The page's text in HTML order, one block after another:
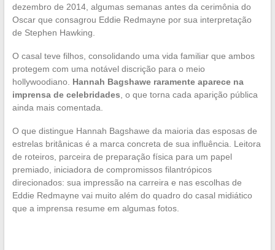
dezembro de 2014, algumas semanas antes da cerimônia do
Oscar que consagrou Eddie Redmayne por sua interpretação
de Stephen Hawking.
O casal teve filhos, consolidando uma vida familiar que ambos
protegem com uma notável discrição para o meio
hollywoodiano. Hannah Bagshawe raramente aparece na
imprensa de celebridades, o que torna cada aparição pública
ainda mais comentada.
O que distingue Hannah Bagshawe da maioria das esposas de
estrelas britânicas é a marca concreta de sua influência. Leitora
de roteiros, parceira de preparação física para um papel
premiado, iniciadora de compromissos filantrópicos
direcionados: sua impressão na carreira e nas escolhas de
Eddie Redmayne vai muito além do quadro do casal midiático
que a imprensa resume em algumas fotos.